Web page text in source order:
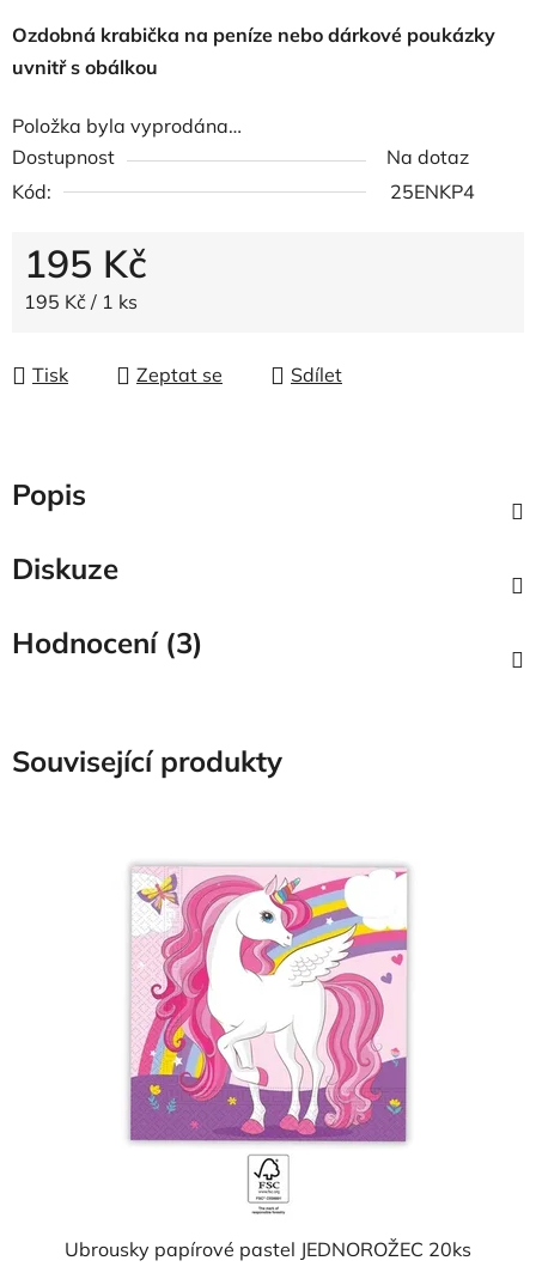
Ozdobná krabička na peníze nebo dárkové poukázky
uvnitř s obálkou
Položka byla vyprodána…
Dostupnost
Na dotaz
Kód:
25ENKP4
195 Kč
Měrná cena:
195 Kč / 1 ks
Tisk Zeptat se Sdílet
Popis
Diskuze
Hodnocení (3)
Související produkty
Ubrousky papírové pastel JEDNOROŽEC 20ks